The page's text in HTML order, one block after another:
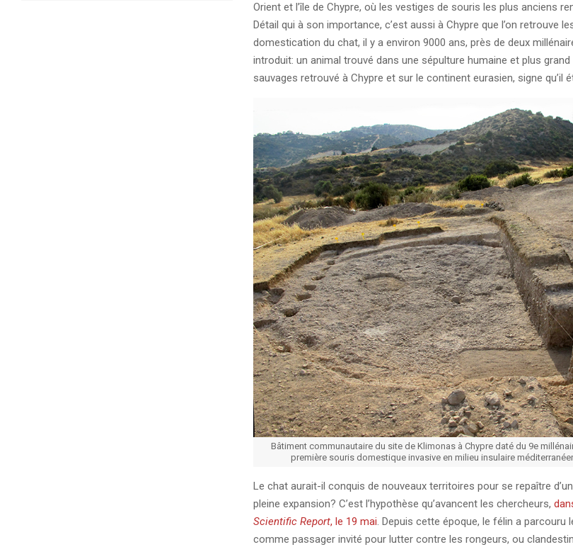
Orient et l’île de Chypre, où les vestiges de souris les plus anciens
Détail qui à son importance, c’est aussi à Chypre que l’on retrouve
domestication du chat, il y a environ 9000 ans, près de deux
introduit: un animal trouvé dans une sépulture humaine et plus
sauvages retrouvé à Chypre et sur le continent eurasien, signe qu’il
Bâtiment communautaire du site de Klimonas à Chypre daté du 9e
première souris domestique invasive en milieu insulaire
Le chat aurait-il conquis de nouveaux territoires pour se repaître
pleine expansion? C’est l’hypothèse qu’avancent les chercheurs,
Scientific Report, le 19 mai. Depuis cette époque, le félin a parcouru
comme passager invité pour lutter contre les rongeurs, ou